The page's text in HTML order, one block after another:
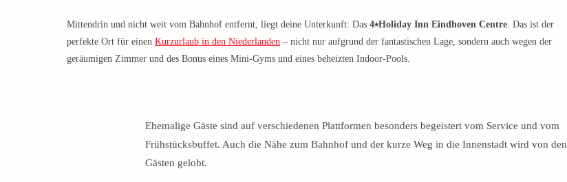
Mittendrin und nicht weit vom Bahnhof entfernt, liegt deine Unterkunft: Das 4⭑Holiday Inn Eindhoven Centre. Das ist der
perfekte Ort für einen Kurzurlaub in den Niederlanden – nicht nur aufgrund der fantastischen Lage, sondern auch wegen der
geräumigen Zimmer und des Bonus eines Mini-Gyms und eines beheizten Indoor-Pools.
Ehemalige Gäste sind auf verschiedenen Plattformen besonders begeistert vom Service und vom
Frühstücksbuffet. Auch die Nähe zum Bahnhof und der kurze Weg in die Innenstadt wird von den
Gästen gelobt.